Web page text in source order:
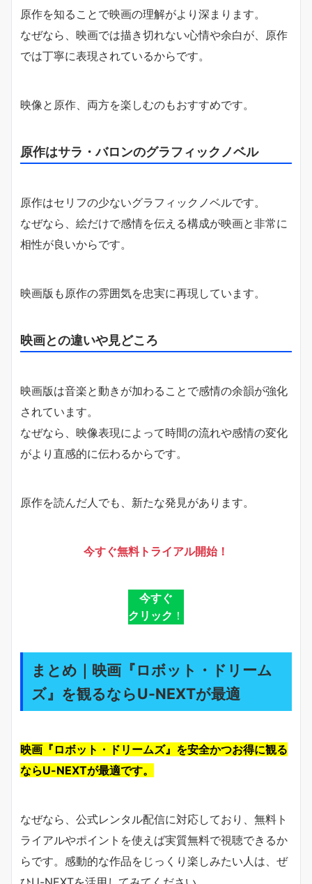
原作を知ることで映画の理解がより深まります。
なぜなら、映画では描き切れない心情や余白が、原作
では丁寧に表現されているからです。
映像と原作、両方を楽しむのもおすすめです。
原作はサラ・バロンのグラフィックノベル
原作はセリフの少ないグラフィックノベルです。
なぜなら、絵だけで感情を伝える構成が映画と非常に
相性が良いからです。
映画版も原作の雰囲気を忠実に再現しています。
映画との違いや見どころ
映画版は音楽と動きが加わることで感情の余韻が強化
されています。
なぜなら、映像表現によって時間の流れや感情の変化
がより直感的に伝わるからです。
原作を読んだ人でも、新たな発見があります。
今すぐ無料トライアル開始！
今すぐ
クリック ！
まとめ｜映画『ロボット・ドリーム
ズ』を観るならU-NEXTが最適
映画『ロボット・ドリームズ』を安全かつお得に観る
ならU-NEXTが最適です。
なぜなら、公式レンタル配信に対応しており、無料ト
ライアルやポイントを使えば実質無料で視聴できるか
らです。感動的な作品をじっくり楽しみたい人は、ぜ